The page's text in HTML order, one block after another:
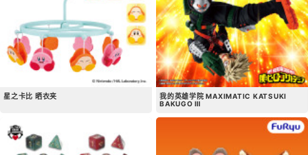
星之卡比 晒衣夹
我的英雄学院 MAXIMATIC KATSUKI
BAKUGO Ⅲ